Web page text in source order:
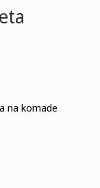
na komade